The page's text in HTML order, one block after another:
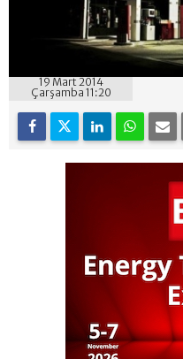
19 Mart 2014
Çarşamba 11:20